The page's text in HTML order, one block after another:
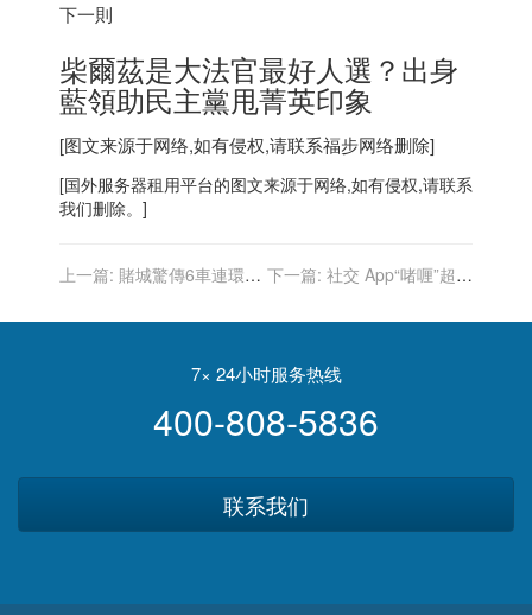
下一則
柴爾茲是大法官最好人選？出身
藍領助民主黨甩菁英印象
[图文来源于网络,如有侵权,请联系福步网络删除]
[国外服务器租用平台的图文来源于网络,如有侵权,请联系
我们删除。]
上一篇: 賭城驚傳6車連環撞 下一篇: 社交 App“啫喱”超越
回应隐私传闻：有组织、有
7× 24小时服务热线
400-808-5836
联系我们